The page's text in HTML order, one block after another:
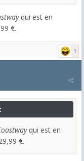
qui est en
€.
1
qui est en
€.